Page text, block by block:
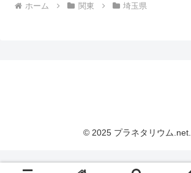
ホーム 関東 埼玉県
© 2025 プラネタリウム.net.